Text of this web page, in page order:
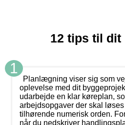
12 tips til dit
1
Planlægning viser sig som
oplevelse med dit
udarbejde en klar køreplan,
arbejdsopgaver der skal
tilhørende numerisk orden.
når du nedskriver